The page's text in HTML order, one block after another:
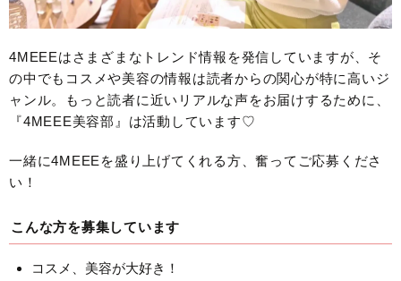
4MEEEはさまざまなトレンド情報を発信していますが、そ
の中でもコスメや美容の情報は読者からの関心が特に高いジ
ャンル。もっと読者に近いリアルな声をお届けするために、
『4MEEE美容部』は活動しています♡
一緒に4MEEEを盛り上げてくれる方、奮ってご応募くださ
い！
こんな方を募集しています
コスメ、美容が大好き！